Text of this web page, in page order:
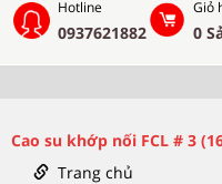
Hotline
0937621882
Giỏ
0
Cao su khớp nối FCL # 3
Trang chủ